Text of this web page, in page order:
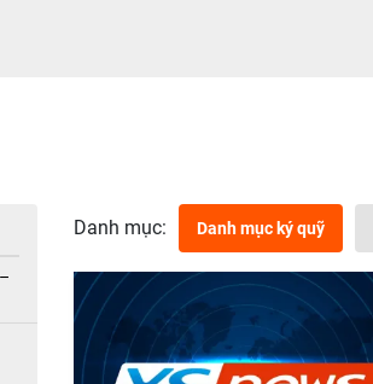
Danh mục: Danh mục ký quỹ